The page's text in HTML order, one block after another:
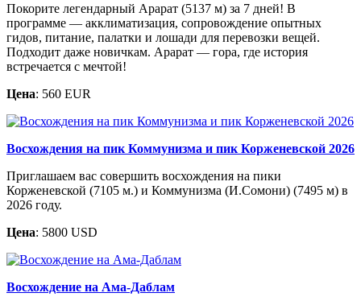
Покорите легендарный Арарат (5137 м) за 7 дней! В
программе — акклиматизация, сопровождение опытных
гидов, питание, палатки и лошади для перевозки вещей.
Подходит даже новичкам. Арарат — гора, где история
встречается с мечтой!
Цена: 560 EUR
Восхождения на пик Коммунизма и пик Корженевской 2026
Приглашаем вас совершить восхождения на пики
Корженевской (7105 м.) и Коммунизма (И.Сомони) (7495 м) в
2026 году.
Цена: 5800 USD
Восхождение на Ама-Даблам